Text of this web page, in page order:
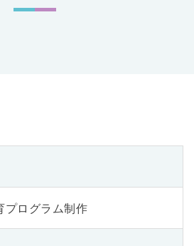
469-4730
プログラム制作